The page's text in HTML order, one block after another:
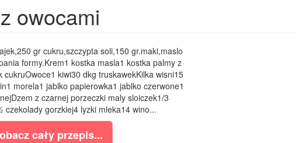
owocami
gr cukru,szczypta soli,150 gr.maki,maslo
formy.Krem1 kostka masla1 kostka palmy z
cukruOwoce1 kiwi30 dkg truskawekKilka wisni15
morela1 jablko papierowka1 jablko czerwone1
z czarnej porzeczki maly sloiczek1/3
czekolady gorzkiej4 lyzki mleka14 wino...
cały przepis...